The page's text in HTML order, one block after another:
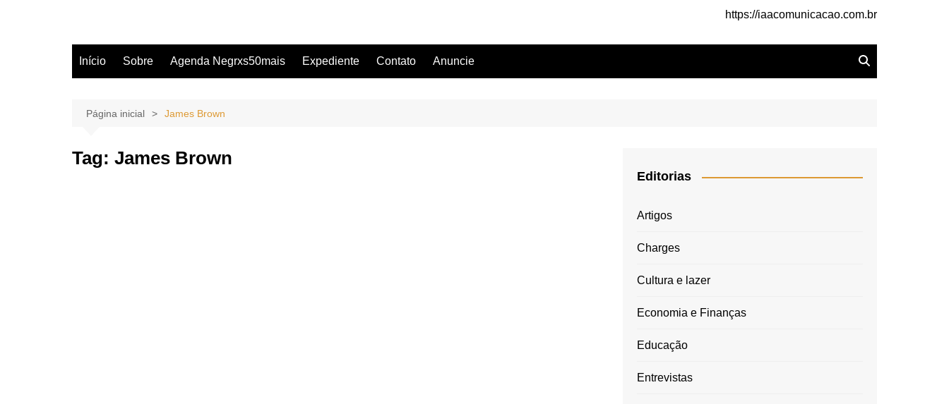
https://iaacomunicacao.com.br
Início Sobre Agenda Negrxs50mais Expediente Contato Anuncie
Página inicial James Brown
Tag: James Brown
Editorias
Artigos
Charges
Cultura e lazer
Economia e Finanças
Educação
Entrevistas